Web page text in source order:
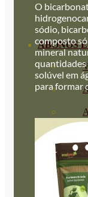
ABONOS
O
sódio,
composto
mineral
quantidades
solúvel em
para formar